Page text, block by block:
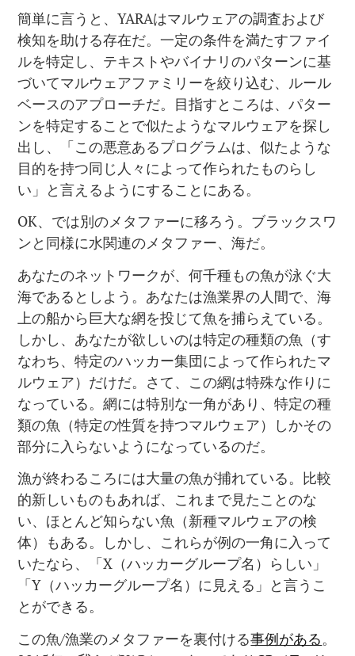
簡単に言うと、YARAはマルウェアの調査および
検知を助ける存在だ。一定の条件を満たすファイ
ルを特定し、テキストやバイナリのパターンに基
づいてマルウェアファミリーを絞り込む、ルール
ベースのアプローチだ。目指すところは、パター
ンを特定することで似たようなマルウェアを探し
出し、「この悪意あるプログラムは、似たような
目的を持つ同じ人々によって作られたものらし
い」と言えるようにすることにある。
OK、では別のメタファーに移ろう。ブラックスワ
ンと同様に水関連のメタファー、海だ。
あなたのネットワークが、何千種もの魚が泳ぐ大
海であるとしよう。あなたは漁業界の人間で、海
上の船から巨大な網を投じて魚を捕らえている。
しかし、あなたが欲しいのは特定の種類の魚（す
なわち、特定のハッカー集団によって作られたマ
ルウェア）だけだ。さて、この網は特殊な作りに
なっている。網には特別な一角があり、特定の種
類の魚（特定の性質を持つマルウェア）しかその
部分に入らないようになっているのだ。
漁が終わるころには大量の魚が捕れている。比較
的新しいものもあれば、これまで見たことのな
い、ほとんど知らない魚（新種マルウェアの検
体）もある。しかし、これらが例の一角に入って
いたなら、「X（ハッカーグループ名）らしい」
「Y（ハッカーグループ名）に見える」と言うこ
とができる。
この魚/漁業のメタファーを裏付ける事例がある。